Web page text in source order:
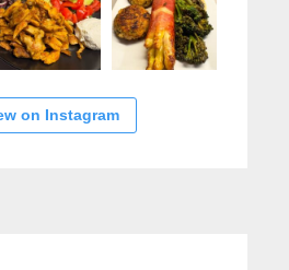
on Instagram